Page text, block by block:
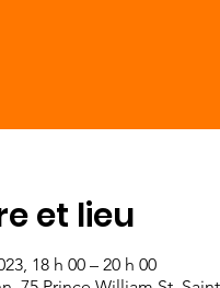
et lieu
18 h 00 – 20 h 00